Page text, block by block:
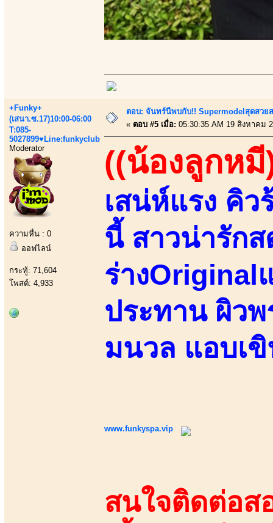
+Funky+
(เสนา.ซ.17)10:00-06:00
T:085-
5027899♥Line:funkyclub
Moderator
ความหื่น : 0
ออฟไลน์
กระทู้: 71,604
โพสต์: 4,933
ตอบ: จันทร์นีพบกับ!! Supermodelสุดสวย
« ตอบ #5 เมื่อ: 05:30:35 AM 19 สิงหาคม
((น้องลูกหมี
เสน่ห์แรง คิว
นี้ สาวน่ารักส
ร่างOriginal
ประทาน ผิว
มนวล แอบเ
www.funkyspa.vip
สนใจติดต่อส